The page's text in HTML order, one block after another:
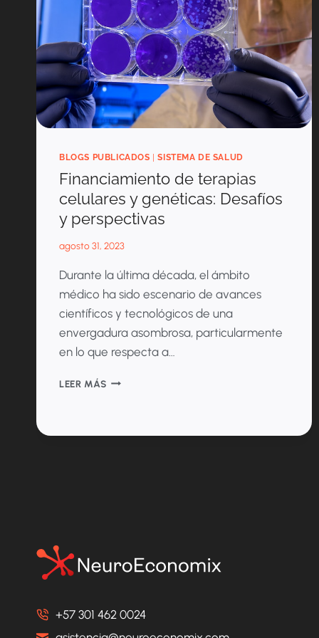
BLOGS PUBLICADOS |SISTEMA DE SALUD
Financiamiento de terapias
celulares y genéticas: Desafíos
y perspectivas
agosto 31, 2023
Durante la última década, el ámbito
médico ha sido escenario de avances
científicos y tecnológicos de una
envergadura asombrosa, particularmente
en lo que respecta a…
LEER MÁSFINANCIAMIENTO
+57 301 462 0024